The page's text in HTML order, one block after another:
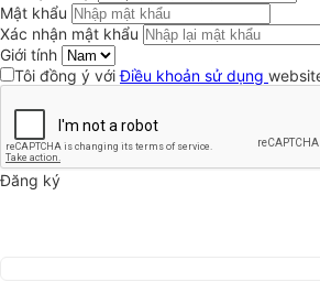
Mật khẩu
Xác nhận mật khẩu
Giới tính
Tôi đồng ý vớiĐiều khoản sử dụng
Đăng ký